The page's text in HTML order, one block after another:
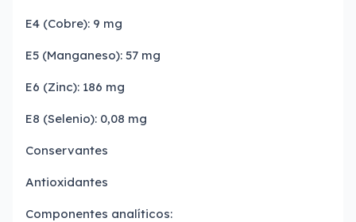
E4 (Cobre): 9 mg
E5 (Manganeso): 57 mg
E6 (Zinc): 186 mg
E8 (Selenio): 0,08 mg
Conservantes
Antioxidantes
Componentes analíticos: